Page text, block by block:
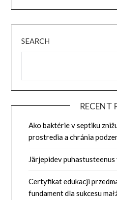
SEARCH
RECENT
Ako baktérie v septiku
prostredia a chránia
Järjepidev
Certyfikat edukacji
fundament dla sukcesu